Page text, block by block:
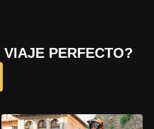
PERFECTO?